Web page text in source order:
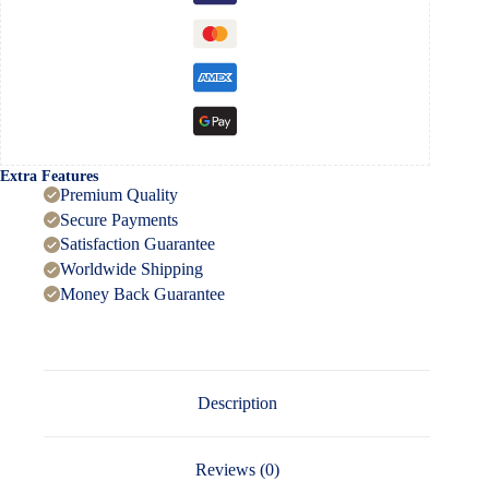
Extra Features
Premium Quality
Secure Payments
Satisfaction Guarantee
Worldwide Shipping
Money Back Guarantee
Description
Reviews (0)